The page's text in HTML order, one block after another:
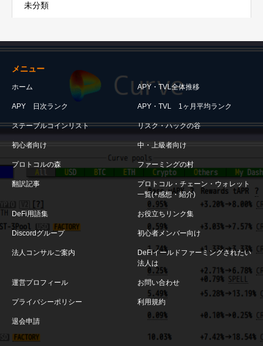
未分類
メニュー
ホーム APY・TVL全体推移
APY 日次ランク APY・TVL 1ヶ月平均ランク
ステーブルコインリスト リスク・ハックの谷
初心者向け 中・上級者向け
プロトコルの森 ファーミングの村
翻訳記事
プロトコル・チェーン・ウォレット
一覧(+感想・紹介)
DeFi用語集 お役立ちリンク集
Discordグループ 初心者メンバー向け
法人コンサルご案内
DeFiイールドファーミングされたい
法人は
運営プロフィール お問い合わせ
プライバシーポリシー 利用規約
退会申請